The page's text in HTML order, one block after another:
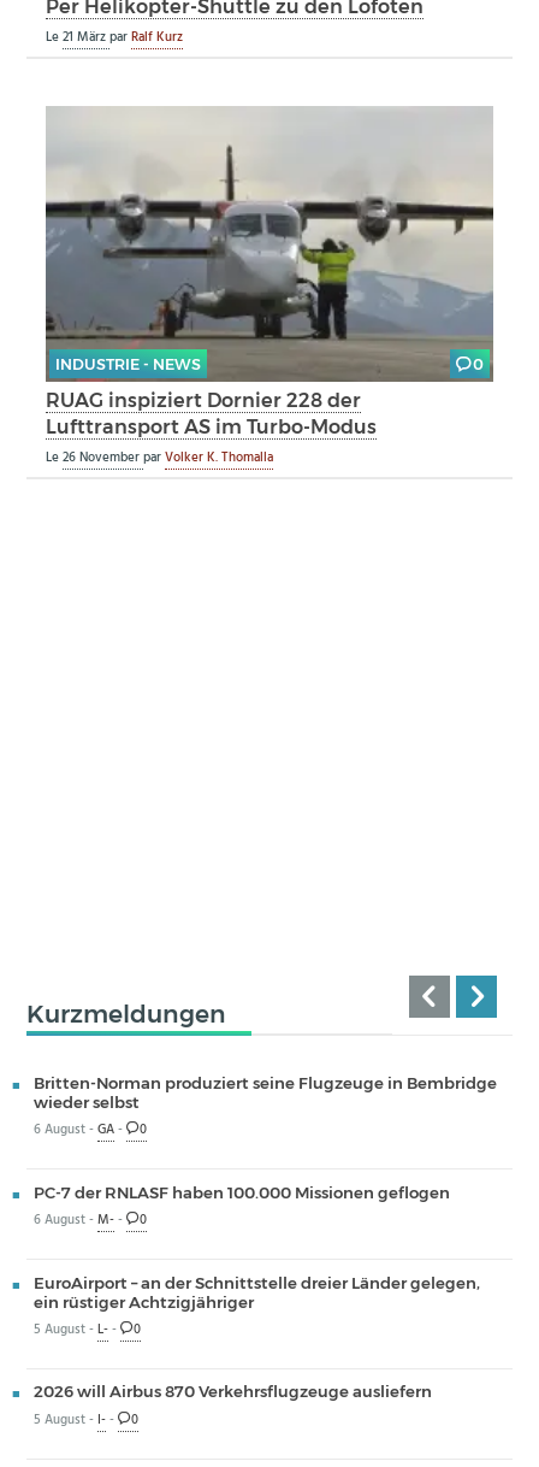
Per Helikopter-Shuttle zu den Lofoten
Le21 MärzparRalf Kurz
INDUSTRIE - NEWS 0
RUAG inspiziert Dornier 228 der
Lufttransport AS im Turbo-Modus
Le26 NovemberparVolker K. Thomalla
Kurzmeldungen
Britten-Norman produziert seine Flugzeuge in Bembridge
wieder selbst
6 August -GA- 0
PC-7 der RNLASF haben 100.000 Missionen geflogen
6 August -M-- 0
EuroAirport – an der Schnittstelle dreier Länder gelegen,
ein rüstiger Achtzigjähriger
5 August -L-- 0
2026 will Airbus 870 Verkehrsflugzeuge ausliefern
5 August - I-- 0